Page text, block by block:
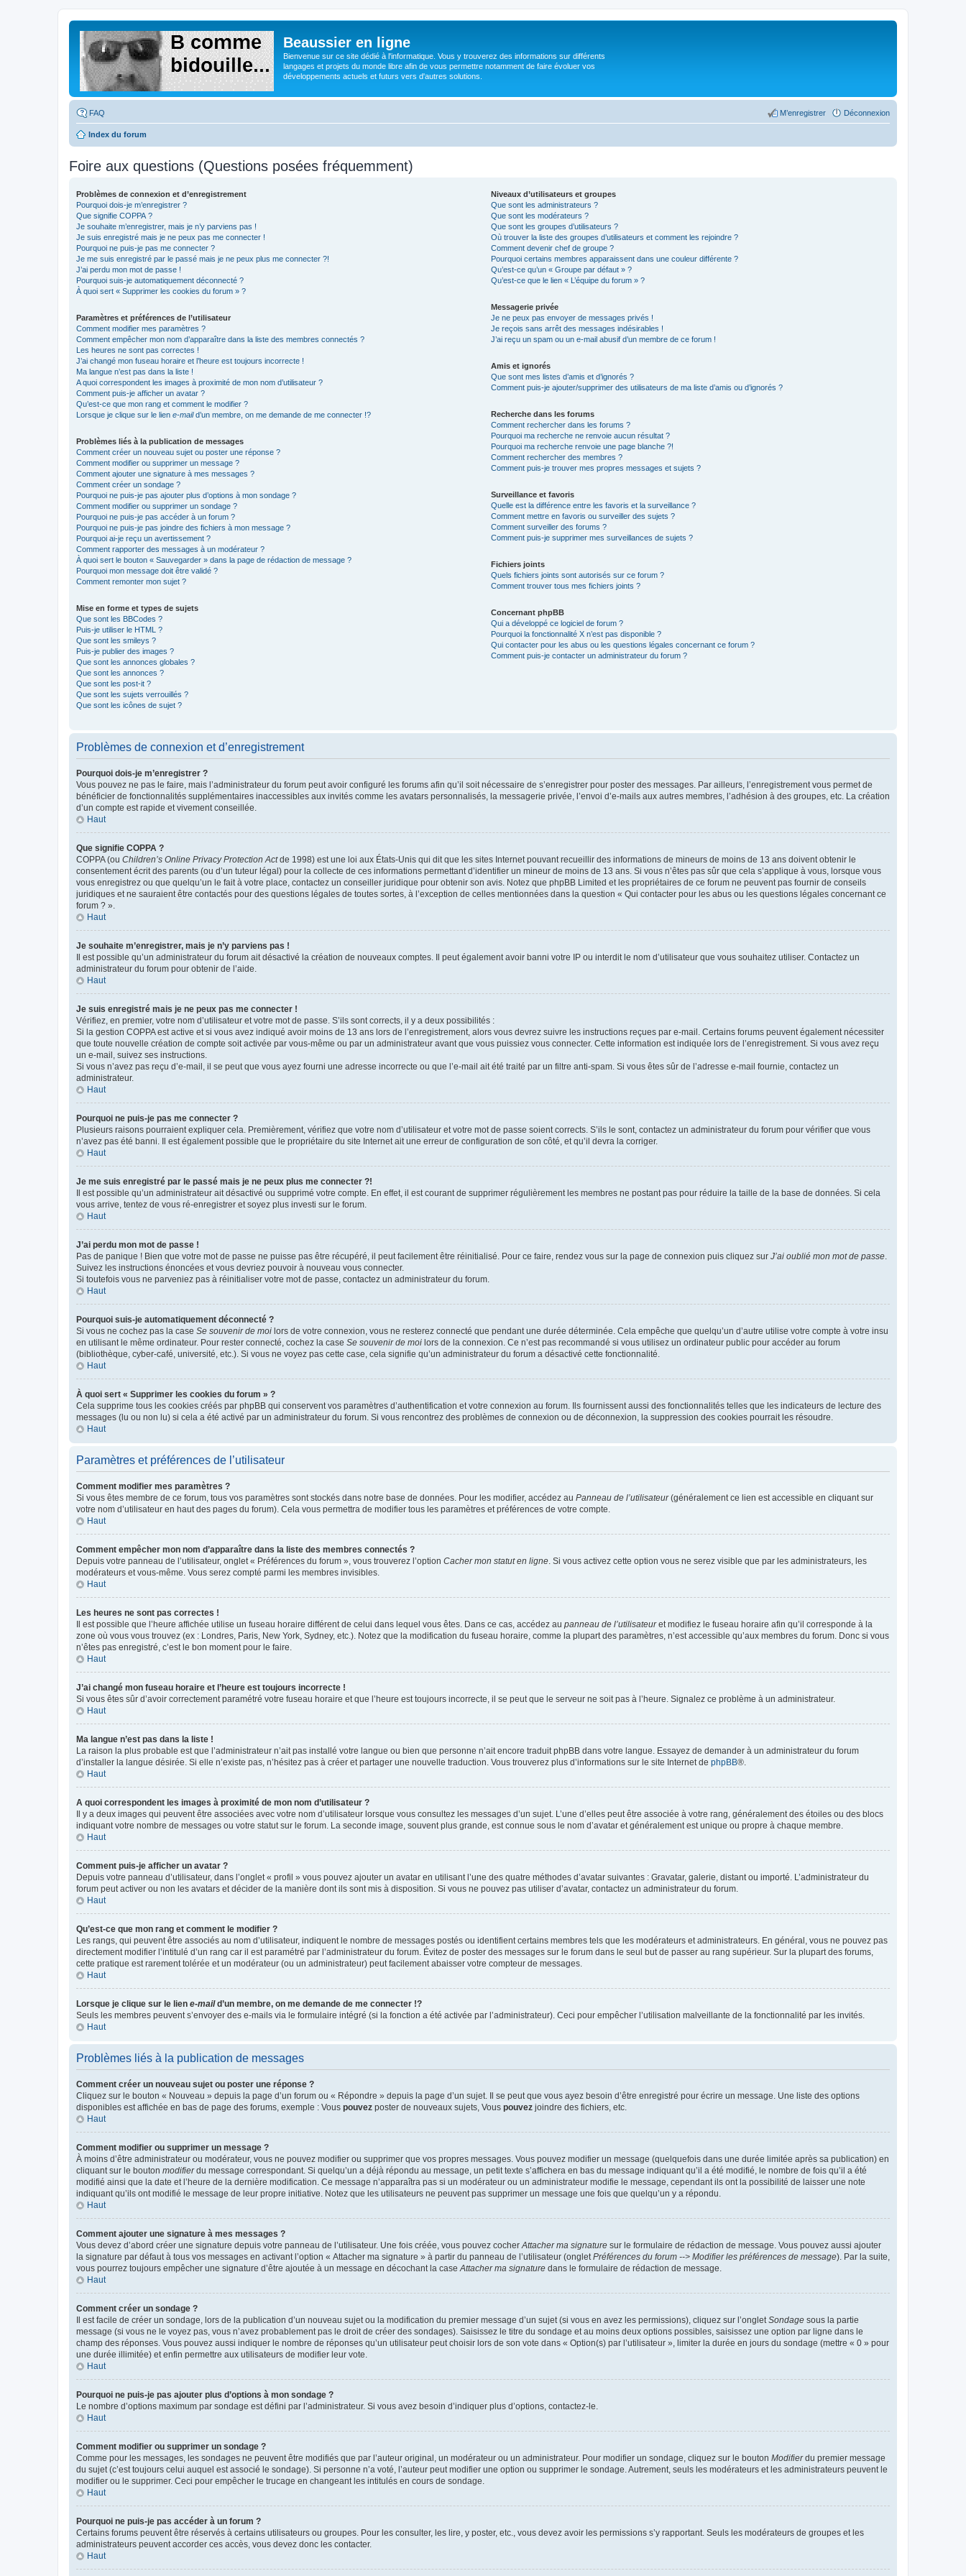
Beaussier en ligne
Bienvenue sur ce site dédié à l'informatique. Vous y trouverez des informations sur différents
langages et projets du monde libre afin de vous permettre notamment de faire évoluer vos
développements actuels et futurs vers d'autres solutions.
FAQ Déconnexion
M’enregistrer
Index du forum
Foire aux questions (Questions posées fréquemment)
Problèmes de connexion et d’enregistrement
Pourquoi dois-je m’enregistrer ?
Que signifie COPPA ?
Je souhaite m’enregistrer, mais je n’y parviens pas !
Je suis enregistré mais je ne peux pas me connecter !
Pourquoi ne puis-je pas me connecter ?
Je me suis enregistré par le passé mais je ne peux plus me connecter ?!
J’ai perdu mon mot de passe !
Pourquoi suis-je automatiquement déconnecté ?
À quoi sert « Supprimer les cookies du forum » ?
Paramètres et préférences de l’utilisateur
Comment modifier mes paramètres ?
Comment empêcher mon nom d’apparaître dans la liste des membres connectés ?
Les heures ne sont pas correctes !
J’ai changé mon fuseau horaire et l’heure est toujours incorrecte !
Ma langue n’est pas dans la liste !
A quoi correspondent les images à proximité de mon nom d’utilisateur ?
Comment puis-je afficher un avatar ?
Qu’est-ce que mon rang et comment le modifier ?
Lorsque je clique sur le lien e-maild’un membre, on me demande de me connecter !?
Problèmes liés à la publication de messages
Comment créer un nouveau sujet ou poster une réponse ?
Comment modifier ou supprimer un message ?
Comment ajouter une signature à mes messages ?
Comment créer un sondage ?
Pourquoi ne puis-je pas ajouter plus d’options à mon sondage ?
Comment modifier ou supprimer un sondage ?
Pourquoi ne puis-je pas accéder à un forum ?
Pourquoi ne puis-je pas joindre des fichiers à mon message ?
Pourquoi ai-je reçu un avertissement ?
Comment rapporter des messages à un modérateur ?
À quoi sert le bouton « Sauvegarder » dans la page de rédaction de message ?
Pourquoi mon message doit être validé ?
Comment remonter mon sujet ?
Mise en forme et types de sujets
Que sont les BBCodes ?
Puis-je utiliser le HTML ?
Que sont les smileys ?
Puis-je publier des images ?
Que sont les annonces globales ?
Que sont les annonces ?
Que sont les post-it ?
Que sont les sujets verrouillés ?
Que sont les icônes de sujet ?
Niveaux d’utilisateurs et groupes
Que sont les administrateurs ?
Que sont les modérateurs ?
Que sont les groupes d’utilisateurs ?
Où trouver la liste des groupes d’utilisateurs et comment les rejoindre ?
Comment devenir chef de groupe ?
Pourquoi certains membres apparaissent dans une couleur différente ?
Qu’est-ce qu’un « Groupe par défaut » ?
Qu’est-ce que le lien « L’équipe du forum » ?
Messagerie privée
Je ne peux pas envoyer de messages privés !
Je reçois sans arrêt des messages indésirables !
J’ai reçu un spam ou un e-mail abusif d’un membre de ce forum !
Amis et ignorés
Que sont mes listes d’amis et d’ignorés ?
Comment puis-je ajouter/supprimer des utilisateurs de ma liste d’amis ou d’ignorés ?
Recherche dans les forums
Comment rechercher dans les forums ?
Pourquoi ma recherche ne renvoie aucun résultat ?
Pourquoi ma recherche renvoie une page blanche ?!
Comment rechercher des membres ?
Comment puis-je trouver mes propres messages et sujets ?
Surveillance et favoris
Quelle est la différence entre les favoris et la surveillance ?
Comment mettre en favoris ou surveiller des sujets ?
Comment surveiller des forums ?
Comment puis-je supprimer mes surveillances de sujets ?
Fichiers joints
Quels fichiers joints sont autorisés sur ce forum ?
Comment trouver tous mes fichiers joints ?
Concernant phpBB
Qui a développé ce logiciel de forum ?
Pourquoi la fonctionnalité X n’est pas disponible ?
Qui contacter pour les abus ou les questions légales concernant ce forum ?
Comment puis-je contacter un administrateur du forum ?
Problèmes de connexion et d’enregistrement
Pourquoi dois-je m’enregistrer ?
Vous pouvez ne pas le faire, mais l’administrateur du forum peut avoir configuré les forums afin qu’il soit nécessaire de s’enregistrer pour poster des messages. Par ailleurs, l’enregistrement vous permet de
bénéficier de fonctionnalités supplémentaires inaccessibles aux invités comme les avatars personnalisés, la messagerie privée, l’envoi d’e-mails aux autres membres, l’adhésion à des groupes, etc. La création
d’un compte est rapide et vivement conseillée.
Haut
Que signifie COPPA ?
COPPA (ou Children’s Online Privacy Protection Actde 1998) est une loi aux États-Unis qui dit que les sites Internet pouvant recueillir des informations de mineurs de moins de 13 ans doivent obtenir le
consentement écrit des parents (ou d’un tuteur légal) pour la collecte de ces informations permettant d’identifier un mineur de moins de 13 ans. Si vous n’êtes pas sûr que cela s’applique à vous, lorsque vous
vous enregistrez ou que quelqu’un le fait à votre place, contactez un conseiller juridique pour obtenir son avis. Notez que phpBB Limited et les propriétaires de ce forum ne peuvent pas fournir de conseils
juridiques et ne sauraient être contactés pour des questions légales de toutes sortes, à l’exception de celles mentionnées dans la question « Qui contacter pour les abus ou les questions légales concernant ce
forum ? ».
Haut
Je souhaite m’enregistrer, mais je n’y parviens pas !
Il est possible qu’un administrateur du forum ait désactivé la création de nouveaux comptes. Il peut également avoir banni votre IP ou interdit le nom d’utilisateur que vous souhaitez utiliser. Contactez un
administrateur du forum pour obtenir de l’aide.
Haut
Je suis enregistré mais je ne peux pas me connecter !
Vérifiez, en premier, votre nom d’utilisateur et votre mot de passe. S’ils sont corrects, il y a deux possibilités :
Si la gestion COPPA est active et si vous avez indiqué avoir moins de 13 ans lors de l’enregistrement, alors vous devrez suivre les instructions reçues par e-mail. Certains forums peuvent également nécessiter
que toute nouvelle création de compte soit activée par vous-même ou par un administrateur avant que vous puissiez vous connecter. Cette information est indiquée lors de l’enregistrement. Si vous avez reçu
un e-mail, suivez ses instructions.
Si vous n’avez pas reçu d’e-mail, il se peut que vous ayez fourni une adresse incorrecte ou que l’e-mail ait été traité par un filtre anti-spam. Si vous êtes sûr de l’adresse e-mail fournie, contactez un
administrateur.
Haut
Pourquoi ne puis-je pas me connecter ?
Plusieurs raisons pourraient expliquer cela. Premièrement, vérifiez que votre nom d’utilisateur et votre mot de passe soient corrects. S’ils le sont, contactez un administrateur du forum pour vérifier que vous
n’avez pas été banni. Il est également possible que le propriétaire du site Internet ait une erreur de configuration de son côté, et qu’il devra la corriger.
Haut
Je me suis enregistré par le passé mais je ne peux plus me connecter ?!
Il est possible qu’un administrateur ait désactivé ou supprimé votre compte. En effet, il est courant de supprimer régulièrement les membres ne postant pas pour réduire la taille de la base de données. Si cela
vous arrive, tentez de vous ré-enregistrer et soyez plus investi sur le forum.
Haut
J’ai perdu mon mot de passe !
Pas de panique ! Bien que votre mot de passe ne puisse pas être récupéré, il peut facilement être réinitialisé. Pour ce faire, rendez vous sur la page de connexion puis cliquez sur J’ai oublié mon mot de passe
Suivez les instructions énoncées et vous devriez pouvoir à nouveau vous connecter.
Si toutefois vous ne parveniez pas à réinitialiser votre mot de passe, contactez un administrateur du forum.
Haut
Pourquoi suis-je automatiquement déconnecté ?
Si vous ne cochez pas la case Se souvenir de moi lors de votre connexion, vous ne resterez connecté que pendant une durée déterminée. Cela empêche que quelqu’un d’autre utilise votre compte à votre insu
en utilisant le même ordinateur. Pour rester connecté, cochez la case Se souvenir de moi lors de la connexion. Ce n’est pas recommandé si vous utilisez un ordinateur public pour accéder au forum
(bibliothèque, cyber-café, université, etc.). Si vous ne voyez pas cette case, cela signifie qu’un administrateur du forum a désactivé cette fonctionnalité.
Haut
À quoi sert « Supprimer les cookies du forum » ?
Cela supprime tous les cookies créés par phpBB qui conservent vos paramètres d’authentification et votre connexion au forum. Ils fournissent aussi des fonctionnalités telles que les indicateurs de lecture des
messages (lu ou non lu) si cela a été activé par un administrateur du forum. Si vous rencontrez des problèmes de connexion ou de déconnexion, la suppression des cookies pourrait les résoudre.
Haut
Paramètres et préférences de l’utilisateur
Comment modifier mes paramètres ?
Si vous êtes membre de ce forum, tous vos paramètres sont stockés dans notre base de données. Pour les modifier, accédez au Panneau de l’utilisateur(généralement ce lien est accessible en cliquant sur
votre nom d’utilisateur en haut des pages du forum). Cela vous permettra de modifier tous les paramètres et préférences de votre compte.
Haut
Comment empêcher mon nom d’apparaître dans la liste des membres connectés ?
Depuis votre panneau de l’utilisateur, onglet « Préférences du forum », vous trouverez l’option Cacher mon statut en ligne . Si vous activez cette option vous ne serez visible que par les administrateurs, les
modérateurs et vous-même. Vous serez compté parmi les membres invisibles.
Haut
Les heures ne sont pas correctes !
Il est possible que l’heure affichée utilise un fuseau horaire différent de celui dans lequel vous êtes. Dans ce cas, accédez au panneau de l’utilisateuret modifiez le fuseau horaire afin qu’il corresponde à la
zone où vous vous trouvez (ex : Londres, Paris, New York, Sydney, etc.). Notez que la modification du fuseau horaire, comme la plupart des paramètres, n’est accessible qu’aux membres du forum. Donc si vous
n’êtes pas enregistré, c’est le bon moment pour le faire.
Haut
J’ai changé mon fuseau horaire et l’heure est toujours incorrecte !
Si vous êtes sûr d’avoir correctement paramétré votre fuseau horaire et que l’heure est toujours incorrecte, il se peut que le serveur ne soit pas à l’heure. Signalez ce problème à un administrateur.
Haut
Ma langue n’est pas dans la liste !
La raison la plus probable est que l’administrateur n’ait pas installé votre langue ou bien que personne n’ait encore traduit phpBB dans votre langue. Essayez de demander à un administrateur du forum
d’installer la langue désirée. Si elle n’existe pas, n’hésitez pas à créer et partager une nouvelle traduction. Vous trouverez plus d’informations sur le site Internet de phpBB®.
Haut
A quoi correspondent les images à proximité de mon nom d’utilisateur ?
Il y a deux images qui peuvent être associées avec votre nom d’utilisateur lorsque vous consultez les messages d’un sujet. L’une d’elles peut être associée à votre rang, généralement des étoiles ou des blocs
indiquant votre nombre de messages ou votre statut sur le forum. La seconde image, souvent plus grande, est connue sous le nom d’avatar et généralement est unique ou propre à chaque membre.
Haut
Comment puis-je afficher un avatar ?
Depuis votre panneau d’utilisateur, dans l’onglet « profil » vous pouvez ajouter un avatar en utilisant l’une des quatre méthodes d’avatar suivantes : Gravatar, galerie, distant ou importé. L’administrateur du
forum peut activer ou non les avatars et décider de la manière dont ils sont mis à disposition. Si vous ne pouvez pas utiliser d’avatar, contactez un administrateur du forum.
Haut
Qu’est-ce que mon rang et comment le modifier ?
Les rangs, qui peuvent être associés au nom d’utilisateur, indiquent le nombre de messages postés ou identifient certains membres tels que les modérateurs et administrateurs. En général, vous ne pouvez pas
directement modifier l’intitulé d’un rang car il est paramétré par l’administrateur du forum. Évitez de poster des messages sur le forum dans le seul but de passer au rang supérieur. Sur la plupart des forums,
cette pratique est rarement tolérée et un modérateur (ou un administrateur) peut facilement abaisser votre compteur de messages.
Haut
Lorsque je clique sur le lien e-maild’un membre, on me demande de me connecter !?
Seuls les membres peuvent s’envoyer des e-mails via le formulaire intégré (si la fonction a été activée par l’administrateur). Ceci pour empêcher l’utilisation malveillante de la fonctionnalité par les invités.
Haut
Problèmes liés à la publication de messages
Comment créer un nouveau sujet ou poster une réponse ?
Cliquez sur le bouton « Nouveau » depuis la page d’un forum ou « Répondre » depuis la page d’un sujet. Il se peut que vous ayez besoin d’être enregistré pour écrire un message. Une liste des options
disponibles est affichée en bas de page des forums, exemple : Vous pouvez poster de nouveaux sujets, Vous pouvez joindre des fichiers, etc.
Haut
Comment modifier ou supprimer un message ?
À moins d’être administrateur ou modérateur, vous ne pouvez modifier ou supprimer que vos propres messages. Vous pouvez modifier un message (quelquefois dans une durée limitée après sa publication) en
cliquant sur le bouton modifierdu message correspondant. Si quelqu’un a déjà répondu au message, un petit texte s’affichera en bas du message indiquant qu’il a été modifié, le nombre de fois qu’il a été
modifié ainsi que la date et l’heure de la dernière modification. Ce message n’apparaîtra pas si un modérateur ou un administrateur modifie le message, cependant ils ont la possibilité de laisser une note
indiquant qu’ils ont modifié le message de leur propre initiative. Notez que les utilisateurs ne peuvent pas supprimer un message une fois que quelqu’un y a répondu.
Haut
Comment ajouter une signature à mes messages ?
Vous devez d’abord créer une signature depuis votre panneau de l’utilisateur. Une fois créée, vous pouvez cocher Attacher ma signature sur le formulaire de rédaction de message. Vous pouvez aussi ajouter
la signature par défaut à tous vos messages en activant l’option « Attacher ma signature » à partir du panneau de l’utilisateur (onglet Préférences du forum --> Modifier les préférences de message). Par la suite,
vous pourrez toujours empêcher une signature d’être ajoutée à un message en décochant la case Attacher ma signature dans le formulaire de rédaction de message.
Haut
Comment créer un sondage ?
Il est facile de créer un sondage, lors de la publication d’un nouveau sujet ou la modification du premier message d’un sujet (si vous en avez les permissions), cliquez sur l’onglet Sondage sous la partie
message (si vous ne le voyez pas, vous n’avez probablement pas le droit de créer des sondages). Saisissez le titre du sondage et au moins deux options possibles, saisissez une option par ligne dans le
champ des réponses. Vous pouvez aussi indiquer le nombre de réponses qu’un utilisateur peut choisir lors de son vote dans « Option(s) par l’utilisateur », limiter la durée en jours du sondage (mettre « 0 » pour
une durée illimitée) et enfin permettre aux utilisateurs de modifier leur vote.
Haut
Pourquoi ne puis-je pas ajouter plus d’options à mon sondage ?
Le nombre d’options maximum par sondage est défini par l’administrateur. Si vous avez besoin d’indiquer plus d’options, contactez-le.
Haut
Comment modifier ou supprimer un sondage ?
Comme pour les messages, les sondages ne peuvent être modifiés que par l’auteur original, un modérateur ou un administrateur. Pour modifier un sondage, cliquez sur le bouton Modifierdu premier message
du sujet (c’est toujours celui auquel est associé le sondage). Si personne n’a voté, l’auteur peut modifier une option ou supprimer le sondage. Autrement, seuls les modérateurs et les administrateurs peuvent le
modifier ou le supprimer. Ceci pour empêcher le trucage en changeant les intitulés en cours de sondage.
Haut
Pourquoi ne puis-je pas accéder à un forum ?
Certains forums peuvent être réservés à certains utilisateurs ou groupes. Pour les consulter, les lire, y poster, etc., vous devez avoir les permissions s’y rapportant. Seuls les modérateurs de groupes et les
administrateurs peuvent accorder ces accès, vous devez donc les contacter.
Haut